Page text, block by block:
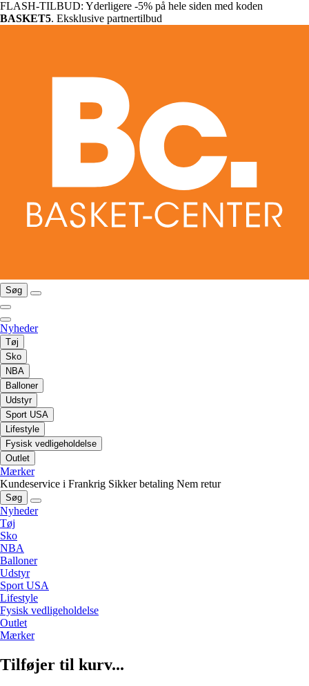
FLASH-TILBUD: Yderligere -5% på hele siden med koden
BASKET5. Eksklusive partnertilbud
Søg
Nyheder
Tøj
Sko
NBA
Balloner
Udstyr
Sport USA
Lifestyle
Fysisk vedligeholdelse
Outlet
Mærker
Kundeservice i Frankrig Sikker betaling Nem retur
Søg
Nyheder
Tøj
Sko
NBA
Balloner
Udstyr
Sport USA
Lifestyle
Fysisk vedligeholdelse
Outlet
Mærker
Tilføjer til kurv...